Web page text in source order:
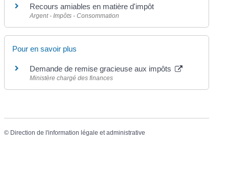
Recours amiables en matière d'impôt
Argent - Impôts - Consommation
Pour en savoir plus
Demande de remise gracieuse aux impôts
Ministère chargé des finances
© Direction de l'information légale et administrative